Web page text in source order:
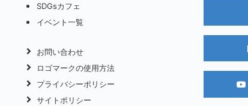
SDGsカフェ
イベント一覧
お問い合わせ
ロゴマークの使用方法
プライバシーポリシー
サイトポリシー